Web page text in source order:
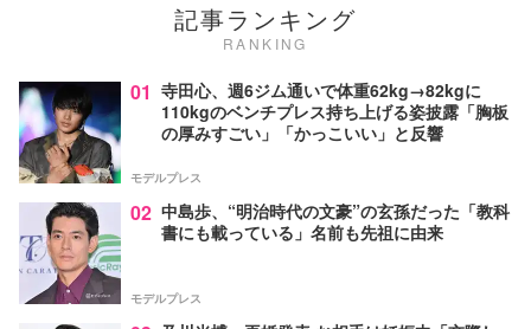
記事ランキング
RANKING
01 寺田心、週6ジム通いで体重62kg→82kgに
110kgのベンチプレス持ち上げる姿披露「胸板
の厚みすごい」「かっこいい」と反響
モデルプレス
02 中島歩、“明治時代の文豪”の玄孫だった「教科
書にも載っている」名前も先祖に由来
モデルプレス